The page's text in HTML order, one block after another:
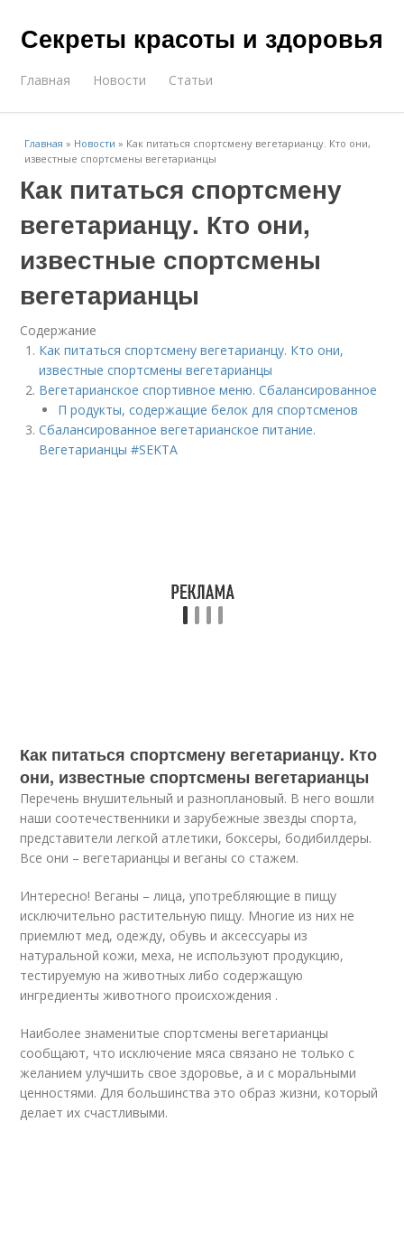
Секреты красоты и здоровья
Главная Новости Статьи
Главная » Новости » Как питаться спортсмену вегетарианцу. Кто они,
известные спортсмены вегетарианцы
Как питаться спортсмену
вегетарианцу. Кто они,
известные спортсмены
вегетарианцы
Содержание
Как питаться спортсмену вегетарианцу. Кто они,
известные спортсмены вегетарианцы
Вегетарианское спортивное меню. Сбалансированное
П родукты, содержащие белок для спортсменов
Сбалансированное вегетарианское питание.
Вегетарианцы #SEKTA
Как питаться спортсмену вегетарианцу. Кто
они, известные спортсмены вегетарианцы
Перечень внушительный и разноплановый. В него вошли
наши соотечественники и зарубежные звезды спорта,
представители легкой атлетики, боксеры, бодибилдеры.
Все они – вегетарианцы и веганы со стажем.
Интересно! Веганы – лица, употребляющие в пищу
исключительно растительную пищу. Многие из них не
приемлют мед, одежду, обувь и аксессуары из
натуральной кожи, меха, не используют продукцию,
тестируемую на животных либо содержащую
ингредиенты животного происхождения .
Наиболее знаменитые спортсмены вегетарианцы
сообщают, что исключение мяса связано не только с
желанием улучшить свое здоровье, а и с моральными
ценностями. Для большинства это образ жизни, который
делает их счастливыми.